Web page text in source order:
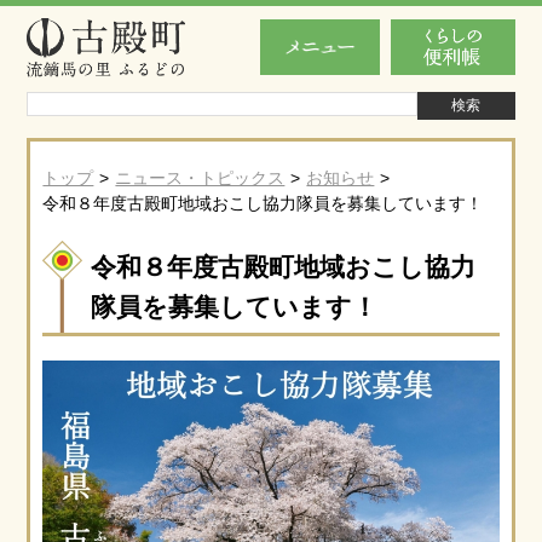
トップ ニュース・トピックス
お知らせ
令和８年度古殿町地域おこし協力隊員を募集しています！
令和８年度古殿町地域おこし協力
隊員を募集しています！